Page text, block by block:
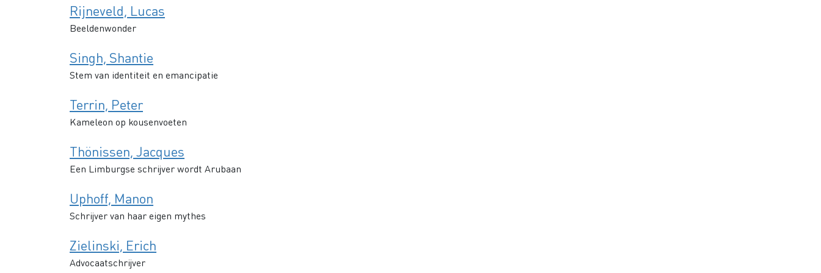
Rijneveld, Lucas
Beeldenwonder
Singh, Shantie
Stem van identiteit en emancipatie
Terrin, Peter
Kameleon op kousenvoeten
Thönissen, Jacques
Een Limburgse schrijver wordt Arubaan
Uphoff, Manon
Schrijver van haar eigen mythes
Zielinski, Erich
Advocaatschrijver